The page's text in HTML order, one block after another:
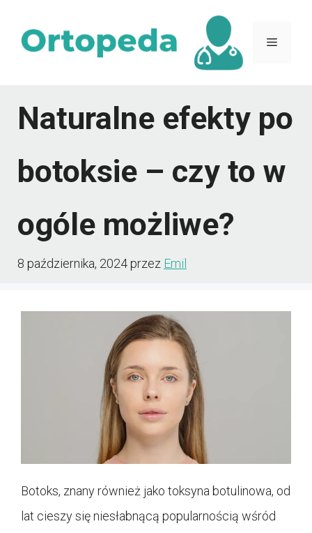
Menu
Naturalne efekty po
botoksie – czy to w
ogóle możliwe?
8 października, 2024przez Emil
Botoks, znany również jako toksyna botulinowa, od
lat cieszy się niesłabnącą popularnością wśród